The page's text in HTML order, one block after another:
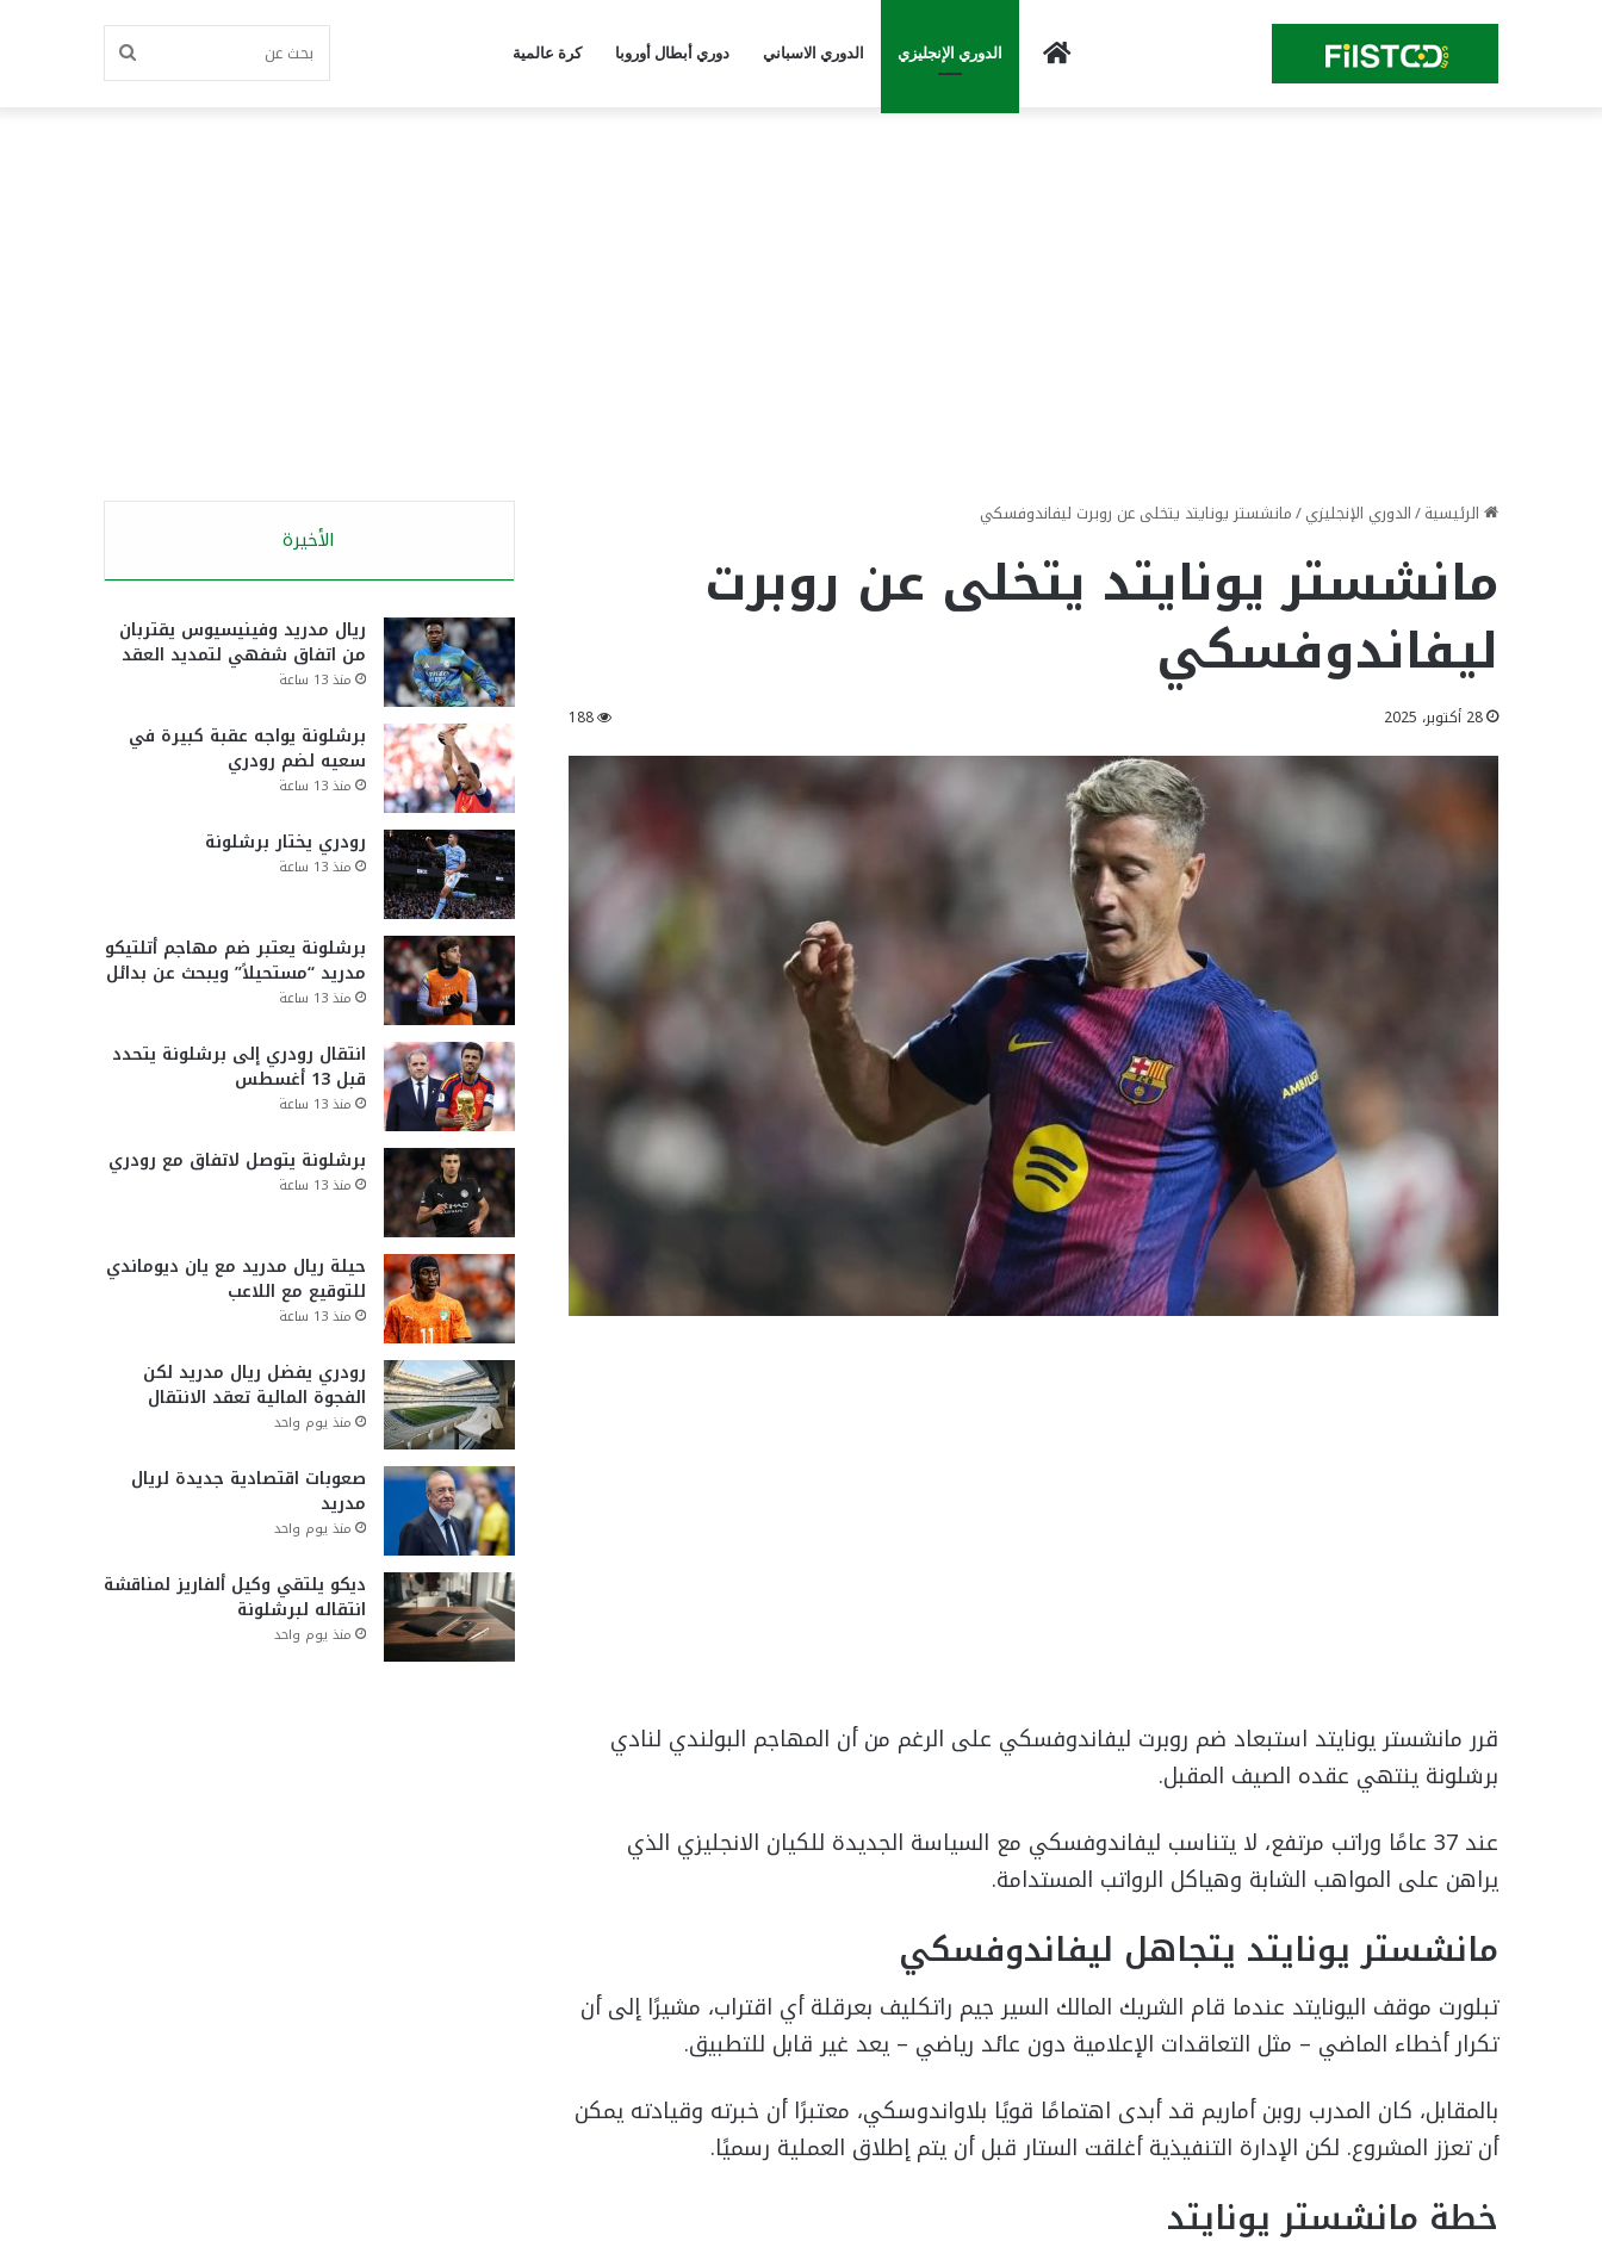
Home الدوري الإنجليزي الدوري الاسباني دوري أبطال أوروبا كرة عالمية بحث
الرئيسية/الدوري الإنجليزي/مانشستر يونايتد يتخلى عن روبرت ليفاندوفسكي
مانشستر يونايتد يتخلى عن روبرت
ليفاندوفسكي
28 أكتوبر، 2025 188
قرر مانشستر يونايتد استبعاد ضم روبرت ليفاندوفسكي على الرغم من أن المهاجم البولندي لنادي
برشلونة ينتهي عقده الصيف المقبل.
عند 37 عامًا وراتب مرتفع، لا يتناسب ليفاندوفسكي مع السياسة الجديدة للكيان الانجليزي الذي
يراهن على المواهب الشابة وهياكل الرواتب المستدامة.
مانشستر يونايتد يتجاهل ليفاندوفسكي
تبلورت موقف اليونايتد عندما قام الشريك المالك السير جيم راتكليف بعرقلة أي اقتراب، مشيرًا إلى أن
تكرار أخطاء الماضي – مثل التعاقدات الإعلامية دون عائد رياضي – يعد غير قابل للتطبيق.
بالمقابل، كان المدرب روبن أماريم قد أبدى اهتمامًا قويًا بلاواندوسكي، معتبرًا أن خبرته وقيادته يمكن
أن تعزز المشروع. لكن الإدارة التنفيذية أغلقت الستار قبل أن يتم إطلاق العملية رسميًا.
خطة مانشستر يونايتد
الأخيرة
ريال مدريد وفينيسيوس يقتربان
من اتفاق شفهي لتمديد العقد
منذ 13 ساعة
برشلونة يواجه عقبة كبيرة في
سعيه لضم رودري
منذ 13 ساعة
رودري يختار برشلونة
منذ 13 ساعة
برشلونة يعتبر ضم مهاجم أتلتيكو
مدريد “مستحيلاً” ويبحث عن بدائل
منذ 13 ساعة
انتقال رودري إلى برشلونة يتحدد
قبل 13 أغسطس
منذ 13 ساعة
برشلونة يتوصل لاتفاق مع رودري
منذ 13 ساعة
حيلة ريال مدريد مع يان ديوماندي
للتوقيع مع اللاعب
منذ 13 ساعة
رودري يفضل ريال مدريد لكن
الفجوة المالية تعقد الانتقال
منذ يوم واحد
صعوبات اقتصادية جديدة لريال
مدريد
منذ يوم واحد
ديكو يلتقي وكيل ألفاريز لمناقشة
انتقاله لبرشلونة
منذ يوم واحد